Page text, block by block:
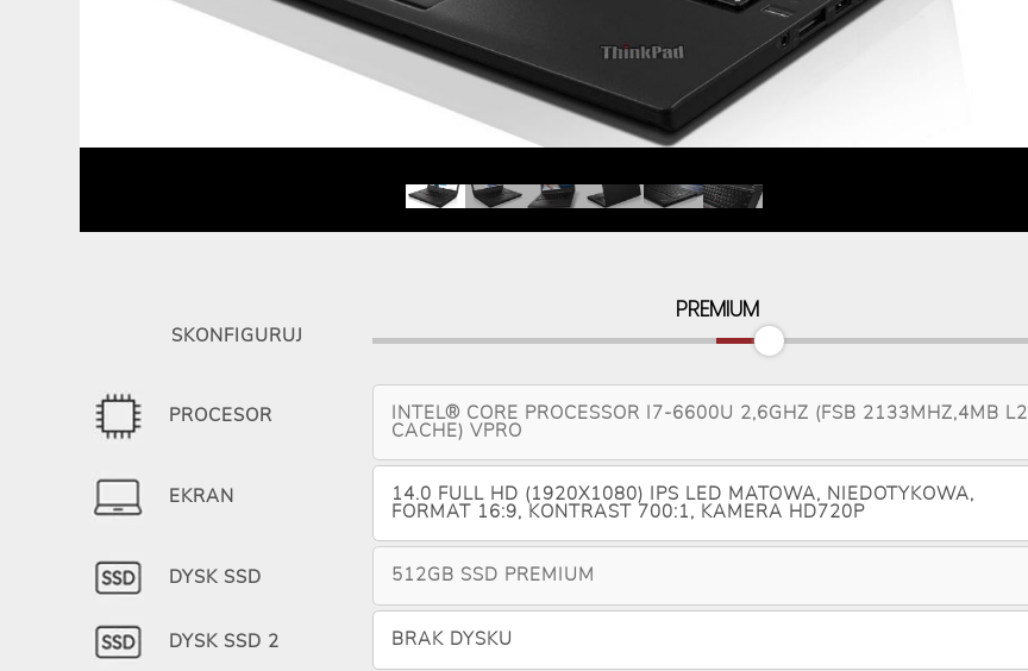
SKONFIGURUJ
PREMIUM
PROCESOR INTEL® CORE PROCESSOR I7-6600U 2,6GHZ (FSB 2133MHZ,4MB L2
CACHE) VPRO
EKRAN 14.0 FULL HD (1920X1080) IPS LED MATOWA, NIEDOTYKOWA,
FORMAT 16:9, KONTRAST 700:1, KAMERA HD720P
DYSK SSD 512GB SSD PREMIUM
DYSK SSD 2 BRAK DYSKU